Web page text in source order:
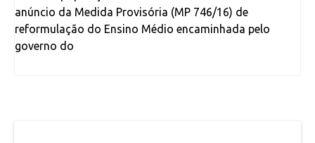
anúncio da Medida Provisória (MP 746/16) de
reformulação do Ensino Médio encaminhada pelo
governo do